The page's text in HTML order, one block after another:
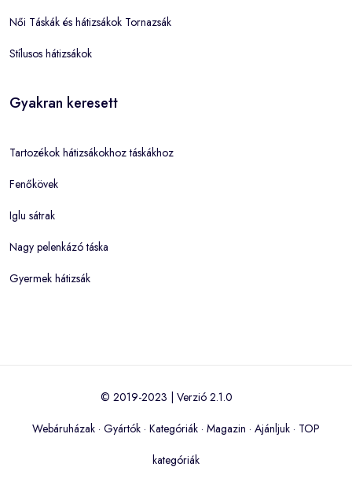
Női Táskák és hátizsákok Tornazsák
Stílusos hátizsákok
Gyakran keresett
Tartozékok hátizsákokhoz táskákhoz
Fenőkövek
Iglu sátrak
Nagy pelenkázó táska
Gyermek hátizsák
© 2019-2023 | Verzió 2.1.0
Webáruházak · Gyártók · Kategóriák · Magazin · Ajánljuk · TOP
kategóriák